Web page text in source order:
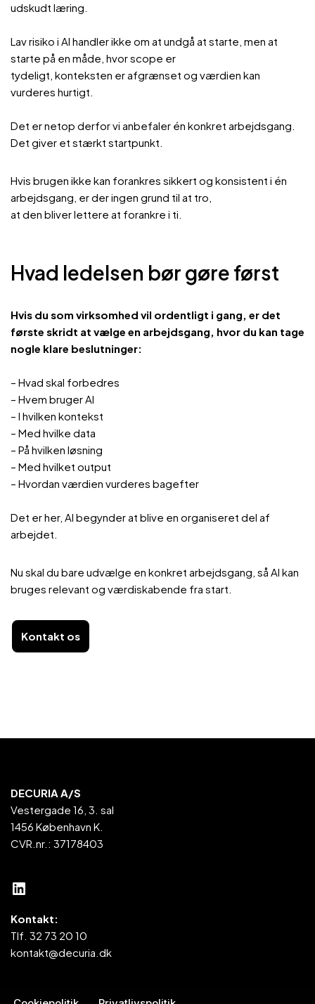
udskudt læring.
Lav risiko i AI handler ikke om at undgå at starte, men at
starte på en måde, hvor scope er
tydeligt, konteksten er afgrænset og værdien kan
vurderes hurtigt.
Det er netop derfor vi anbefaler én konkret arbejdsgang.
Det giver et stærkt startpunkt.
Hvis brugen ikke kan forankres sikkert og konsistent i én
arbejdsgang, er der ingen grund til at tro,
at den bliver lettere at forankre i ti.
Hvad ledelsen bør gøre først
Hvis du som virksomhed vil ordentligt i gang, er det
første skridt at vælge en arbejdsgang, hvor du kan tage
nogle klare beslutninger:
– Hvad skal forbedres
– Hvem bruger AI
– I hvilken kontekst
– Med hvilke data
– På hvilken løsning
– Med hvilket output
– Hvordan værdien vurderes bagefter
Det er her, AI begynder at blive en organiseret del af
arbejdet.
Nu skal du bare udvælge en konkret arbejdsgang, så AI kan
bruges relevant og værdiskabende fra start.
Kontakt os
DECURIA A/S
Vestergade 16, 3. sal
1456 København K.
CVR.nr.: 37178403
Kontakt:
Tlf. 32 73 20 10
kontakt@decuria.dk